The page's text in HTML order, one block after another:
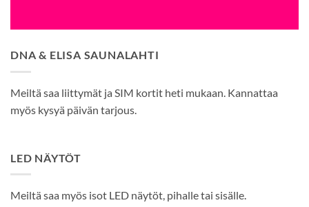
DNA & ELISA SAUNALAHTI
Meiltä saa liittymät ja SIM kortit heti mukaan. Kannattaa
myös kysyä päivän tarjous.
LED NÄYTÖT
Meiltä saa myös isot LED näytöt, pihalle tai sisälle.